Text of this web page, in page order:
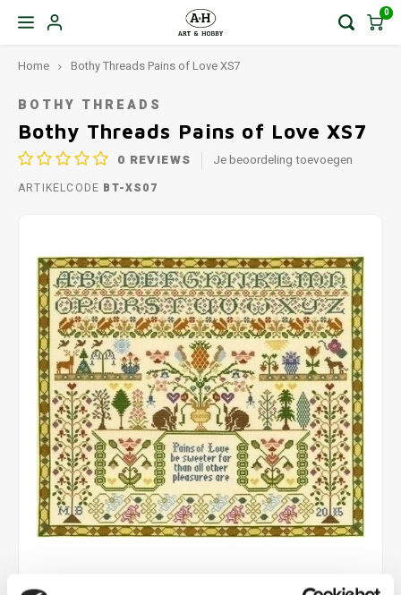
0
Home Bothy Threads Pains of Love XS7
BOTHY THREADS
Bothy Threads Pains of Love XS7
0 REVIEWS Je beoordeling toevoegen
ARTIKELCODE BT-XS07